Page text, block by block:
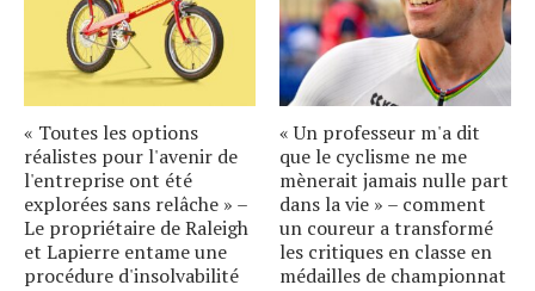
« Toutes les options
réalistes pour l'avenir de
l'entreprise ont été
explorées sans relâche » –
Le propriétaire de Raleigh
et Lapierre entame une
procédure d'insolvabilité
« Un professeur m'a dit
que le cyclisme ne me
mènerait jamais nulle part
dans la vie » – comment
un coureur a transformé
les critiques en classe en
médailles de championnat